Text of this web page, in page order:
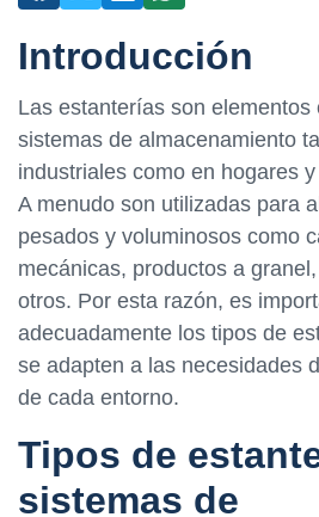
Introducción
Las estanterías son elementos
sistemas de almacenamiento
industriales como en hogares
A menudo son utilizadas para
pesados y voluminosos como
mecánicas, productos a
otros. Por esta razón, es
adecuadamente los tipos de
se adapten a las necesidades
de cada entorno.
Tipos de
sistemas de